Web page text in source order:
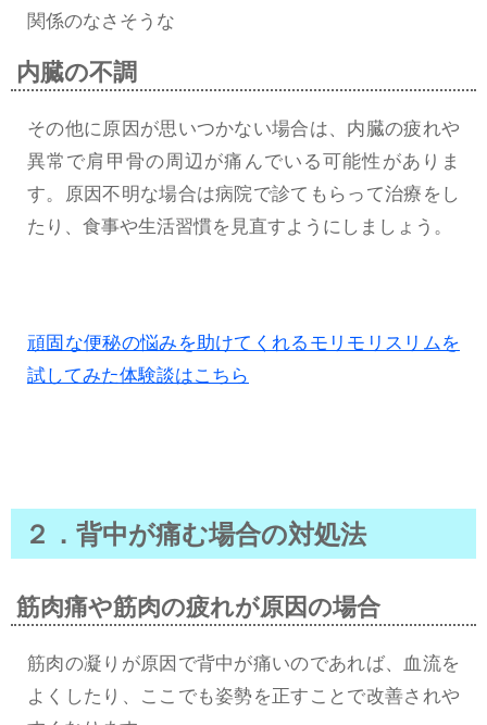
関係のなさそうな
内臓の不調
その他に原因が思いつかない場合は、内臓の疲れや
異常で肩甲骨の周辺が痛んでいる可能性がありま
す。原因不明な場合は病院で診てもらって治療をし
たり、食事や生活習慣を見直すようにしましょう。
頑固な便秘の悩みを助けてくれるモリモリスリムを
試してみた体験談はこちら
２．背中が痛む場合の対処法
筋肉痛や筋肉の疲れが原因の場合
筋肉の凝りが原因で背中が痛いのであれば、血流を
よくしたり、ここでも姿勢を正すことで改善されや